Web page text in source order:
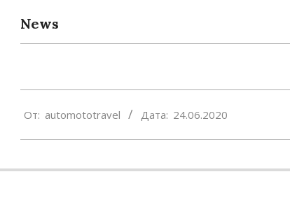
News
06-
От: automototravel Дата: 24.06.2020